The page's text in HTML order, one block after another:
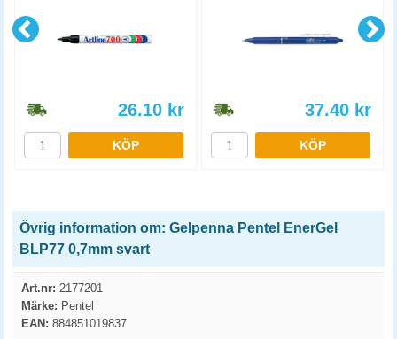
26.10 kr
KÖP
37.40 kr
KÖP
Övrig information om: Gelpenna Pentel EnerGel
BLP77 0,7mm svart
Art.nr: 2177201
Märke: Pentel
EAN: 884851019837